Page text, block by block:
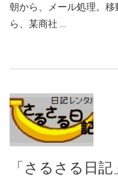
朝から、メール処理。
ら、某商社 …
「さるさる日